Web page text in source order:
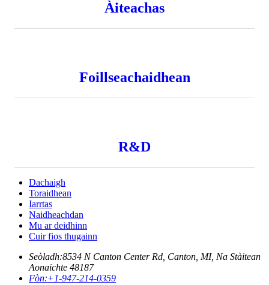
Àiteachas
Foillseachaidhean
R&D
Dachaigh
Toraidhean
Iarrtas
Naidheachdan
Mu ar deidhinn
Cuir fios thugainn
Seòladh:8534 N Canton Center Rd, Canton, MI, Na Stàitean
Aonaichte 48187
Fòn:+1-947-214-0359